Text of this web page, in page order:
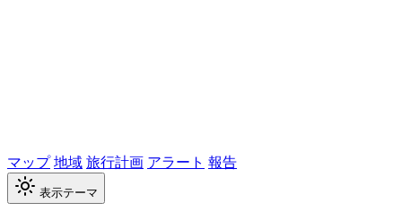
マップ地域旅行計画 アラート 報告
表示テーマ